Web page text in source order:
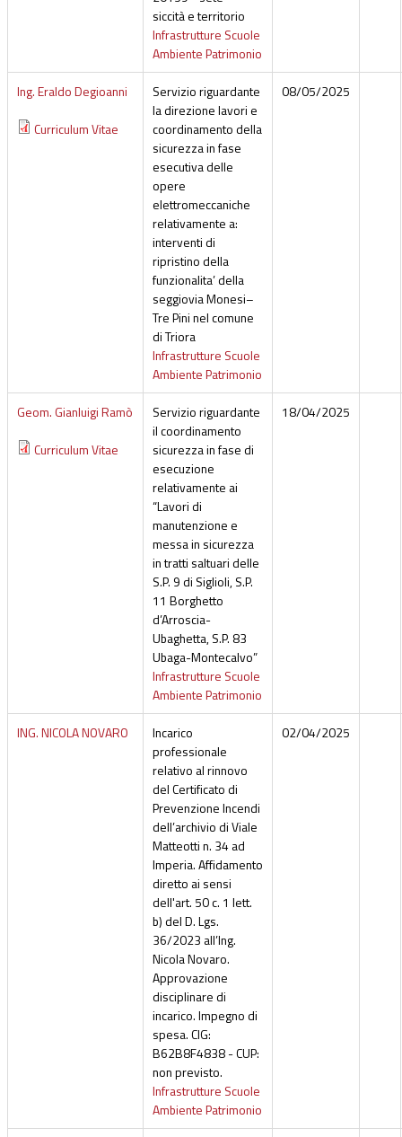
siccità e territorio
Infrastrutture Scuole
Ambiente Patrimonio
Ing. Eraldo Degioanni
Curriculum Vitae
Servizio riguardante
la direzione lavori e
coordinamento della
sicurezza in fase
esecutiva delle
opere
elettromeccaniche
relativamente a:
interventi di
ripristino della
funzionalita’ della
seggiovia Monesi–
Tre Pini nel comune
di Triora
Infrastrutture Scuole
Ambiente Patrimonio
08/05/2025
Geom. Gianluigi Ramò
Curriculum Vitae
Servizio riguardante
il coordinamento
sicurezza in fase di
esecuzione
relativamente ai
“Lavori di
manutenzione e
messa in sicurezza
in tratti saltuari delle
S.P. 9 di Siglioli, S.P.
11 Borghetto
d’Arroscia-
Ubaghetta, S.P. 83
Ubaga-Montecalvo”
Infrastrutture Scuole
Ambiente Patrimonio
18/04/2025
ING. NICOLA NOVARO
Incarico
professionale
relativo al rinnovo
del Certificato di
Prevenzione Incendi
dell’archivio di Viale
Matteotti n. 34 ad
Imperia. Affidamento
diretto ai sensi
dell'art. 50 c. 1 lett.
b) del D. Lgs.
36/2023 all’Ing.
Nicola Novaro.
Approvazione
disciplinare di
incarico. Impegno di
spesa. CIG:
B62B8F4838 - CUP:
non previsto.
Infrastrutture Scuole
Ambiente Patrimonio
02/04/2025